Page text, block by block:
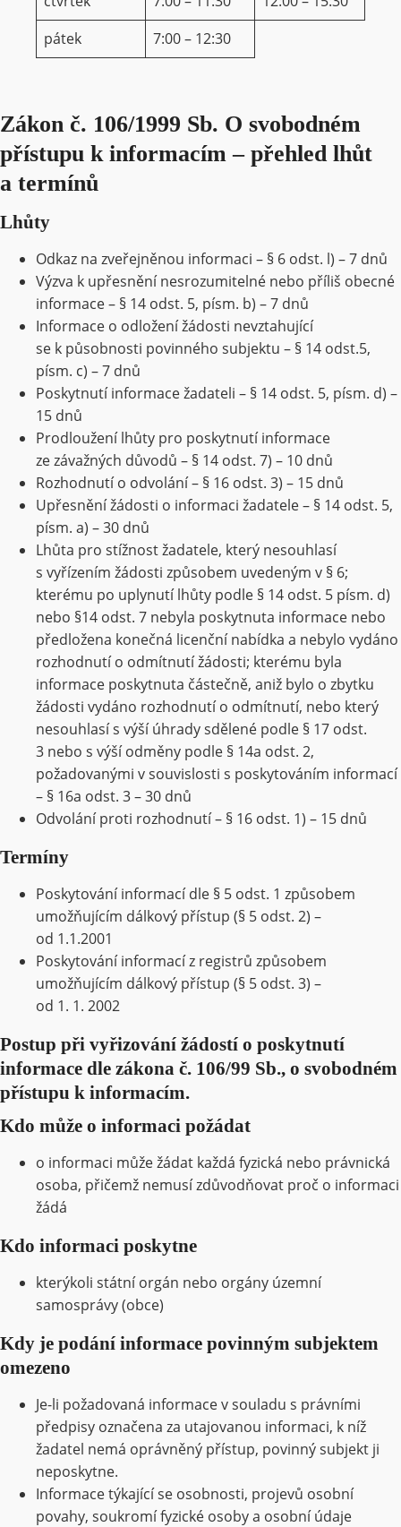
pátek
7:00 – 12:30
Zákon č. 106/1999 Sb. O svobodném
přístupu k informacím – přehled lhůt
a termínů
Lhůty
Odkaz na zveřejněnou informaci – § 6 odst. l) – 7 dnů
Výzva k upřesnění nesrozumitelné nebo příliš obecné
informace – § 14 odst. 5, písm. b) – 7 dnů
Informace o odložení žádosti nevztahující
se k působnosti povinného subjektu – § 14 odst.5,
písm. c) – 7 dnů
Poskytnutí informace žadateli – § 14 odst. 5, písm. d) –
15 dnů
Prodloužení lhůty pro poskytnutí informace
ze závažných důvodů – § 14 odst. 7) – 10 dnů
Rozhodnutí o odvolání – § 16 odst. 3) – 15 dnů
Upřesnění žádosti o informaci žadatele – § 14 odst. 5,
písm. a) – 30 dnů
Lhůta pro stížnost žadatele, který nesouhlasí
s vyřízením žádosti způsobem uvedeným v § 6;
kterému po uplynutí lhůty podle § 14 odst. 5 písm. d)
nebo §14 odst. 7 nebyla poskytnuta informace nebo
předložena konečná licenční nabídka a nebylo vydáno
rozhodnutí o odmítnutí žádosti; kterému byla
informace poskytnuta částečně, aniž bylo o zbytku
žádosti vydáno rozhodnutí o odmítnutí, nebo který
nesouhlasí s výší úhrady sdělené podle § 17 odst.
3 nebo s výší odměny podle § 14a odst. 2,
požadovanými v souvislosti s poskytováním informací
– § 16a odst. 3 – 30 dnů
Odvolání proti rozhodnutí – § 16 odst. 1) – 15 dnů
Termíny
Poskytování informací dle § 5 odst. 1 způsobem
umožňujícím dálkový přístup (§ 5 odst. 2) –
od 1.1.2001
Poskytování informací z registrů způsobem
umožňujícím dálkový přístup (§ 5 odst. 3) –
od 1. 1. 2002
Postup při vyřizování žádostí o poskytnutí
informace dle zákona č. 106/99 Sb., o svobodném
přístupu k informacím.
Kdo může o informaci požádat
o informaci může žádat každá fyzická nebo právnická
osoba, přičemž nemusí zdůvodňovat proč o informaci
žádá
Kdo informaci poskytne
kterýkoli státní orgán nebo orgány územní
samosprávy (obce)
Kdy je podání informace povinným subjektem
omezeno
Je-li požadovaná informace v souladu s právními
předpisy označena za utajovanou informaci, k níž
žadatel nemá oprávněný přístup, povinný subjekt ji
neposkytne.
Informace týkající se osobnosti, projevů osobní
povahy, soukromí fyzické osoby a osobní údaje